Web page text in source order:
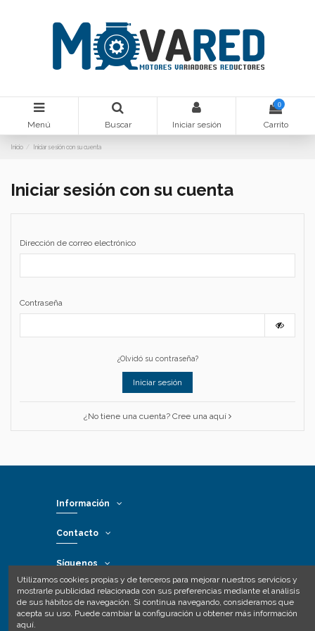
Menú Buscar Iniciar sesión
0
Carrito
Inicio Iniciar sesión con su cuenta
Iniciar sesión con su cuenta
Dirección de correo electrónico
Contraseña
¿Olvidó su contraseña?
Iniciar sesión
¿No tiene una cuenta? Cree una aquí
Información
Contacto
Síguenos
Formas de pago
Utilizamos cookies propias y de terceros para mejorar nuestros servicios y
mostrarle publicidad relacionada con sus preferencias mediante el análisis
de sus hábitos de navegación. Si continua navegando, consideramos que
acepta su uso. Puede cambiar la configuración u obtener más información
aquí.